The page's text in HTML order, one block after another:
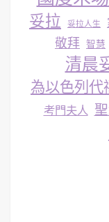
妥拉 妥拉人生
敬拜 智慧
清晨
為以色列代
考門夫人